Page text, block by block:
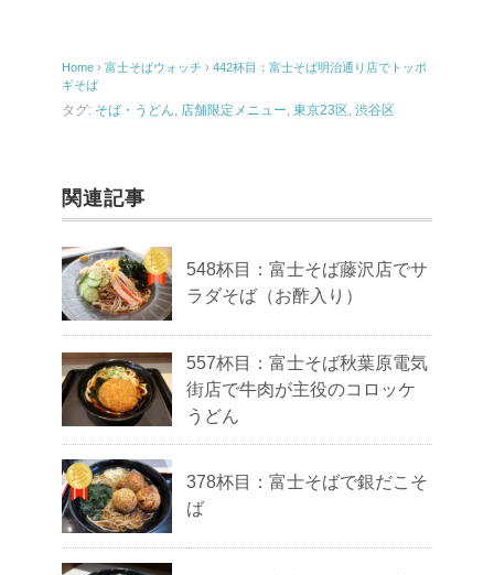
Home › 富士そばウォッチ › 442杯目：富士そば明治通り店でトッポ
ギそば
タグ: そば・うどん, 店舗限定メニュー, 東京23区, 渋谷区
関連記事
548杯目：富士そば藤沢店でサ
ラダそば（お酢入り）
557杯目：富士そば秋葉原電気
街店で牛肉が主役のコロッケ
うどん
378杯目：富士そばで銀だこそ
ば